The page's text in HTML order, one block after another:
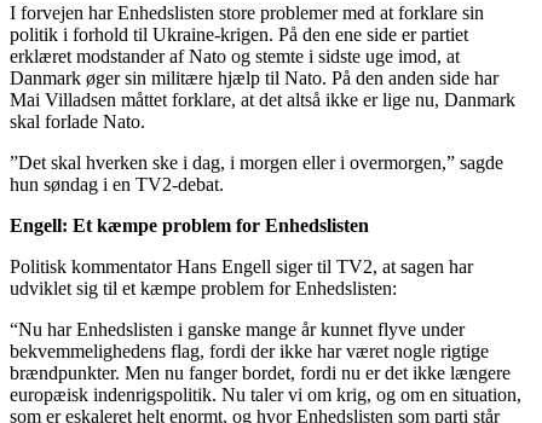
I forvejen har Enhedslisten store problemer med at forklare sin
politik i forhold til Ukraine-krigen. På den ene side er partiet
erklæret modstander af Nato og stemte i sidste uge imod, at
Danmark øger sin militære hjælp til Nato. På den anden side har
Mai Villadsen måttet forklare, at det altså ikke er lige nu, Danmark
skal forlade Nato.
”Det skal hverken ske i dag, i morgen eller i overmorgen,” sagde
hun søndag i en TV2-debat.
Engell: Et kæmpe problem for Enhedslisten
Politisk kommentator Hans Engell siger til TV2, at sagen har
udviklet sig til et kæmpe problem for Enhedslisten:
“Nu har Enhedslisten i ganske mange år kunnet flyve under
bekvemmelighedens flag, fordi der ikke har været nogle rigtige
brændpunkter. Men nu fanger bordet, fordi nu er det ikke længere
europæisk indenrigspolitik. Nu taler vi om krig, og om en situation,
som er eskaleret helt enormt, og hvor Enhedslisten som parti står